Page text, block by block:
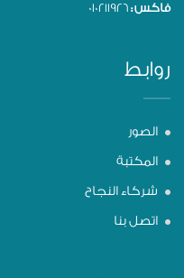
فاكس :
روابط
الصور
المكتبة
شركاء النجاح
اتصل بنا